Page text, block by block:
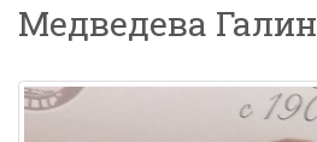
Медведева